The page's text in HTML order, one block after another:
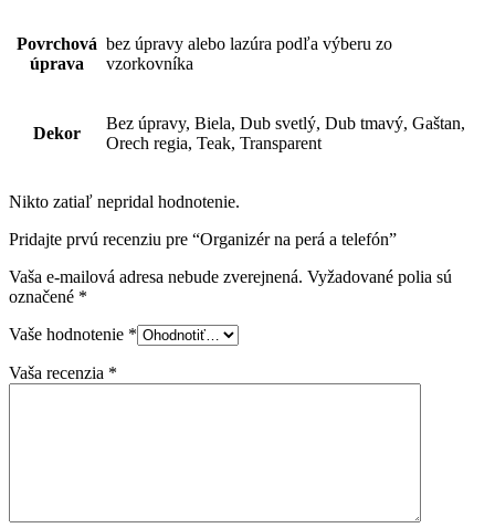
Povrchová
úprava
bez úpravy alebo lazúra podľa výberu zo
vzorkovníka
Dekor
Bez úpravy, Biela, Dub svetlý, Dub tmavý, Gaštan,
Orech regia, Teak, Transparent
Nikto zatiaľ nepridal hodnotenie.
Pridajte prvú recenziu pre “Organizér na perá a telefón”
Vaša e-mailová adresa nebude zverejnená. Vyžadované polia sú
označené *
Vaše hodnotenie *
Vaša recenzia *